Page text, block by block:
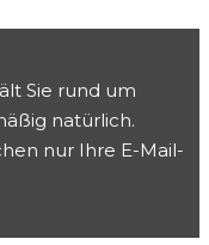
Sie rund um
natürlich.
nur Ihre E-Mail-